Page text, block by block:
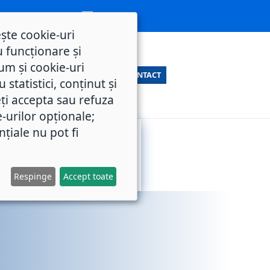
CONTACT
cookie-uri
funcționare și
și cookie-uri
statistici, conținut și
accepta sau refuza
urilor opționale;
nu pot fi
Respinge Accept toate